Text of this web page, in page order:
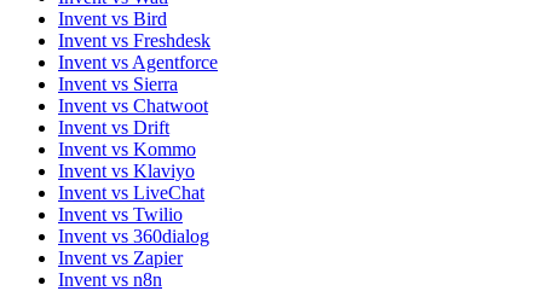
Invent vs Bird
Invent vs Freshdesk
Invent vs Agentforce
Invent vs Sierra
Invent vs Chatwoot
Invent vs Drift
Invent vs Kommo
Invent vs Klaviyo
Invent vs LiveChat
Invent vs Twilio
Invent vs 360dialog
Invent vs Zapier
Invent vs n8n